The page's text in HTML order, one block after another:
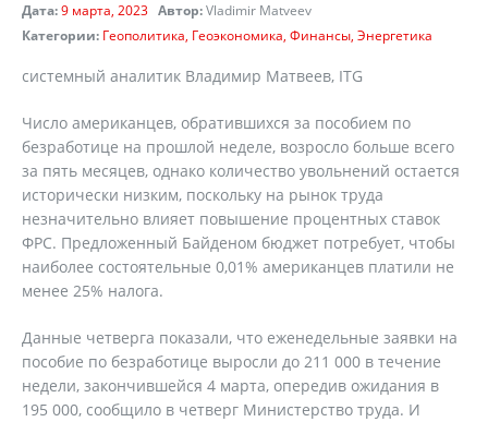
Дата:9 марта, 2023 Автор:Vladimir Matveev
Категории: Геополитика Геоэкономика Финансы Энергетика
системный аналитик Владимир Матвеев, ITG
Число американцев, обратившихся за пособием по
безработице на прошлой неделе, возросло больше всего
за пять месяцев, однако количество увольнений остается
исторически низким, поскольку на рынок труда
незначительно влияет повышение процентных ставок
ФРС. Предложенный Байденом бюджет потребует, чтобы
наиболее состоятельные 0,01% американцев платили не
менее 25% налога.
Данные четверга показали, что еженедельные заявки на
пособие по безработице выросли до 211 000 в течение
недели, закончившейся 4 марта, опередив ожидания в
195 000, сообщило в четверг Министерство труда. И